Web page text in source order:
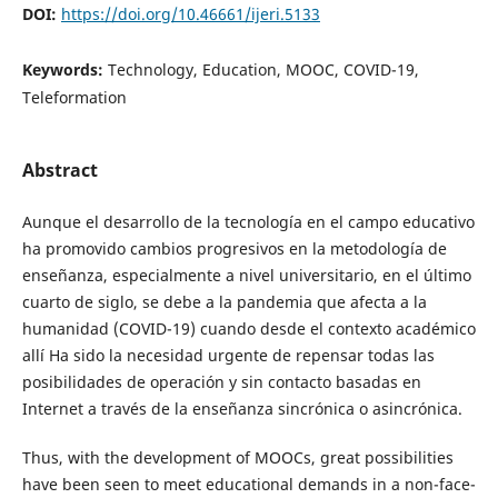
DOI: https://doi.org/10.46661/ijeri.5133
Keywords: Technology, Education, MOOC, COVID-19,
Teleformation
Abstract
Aunque el desarrollo de la tecnología en el campo educativo
ha promovido cambios progresivos en la metodología de
enseñanza, especialmente a nivel universitario, en el último
cuarto de siglo, se debe a la pandemia que afecta a la
humanidad (COVID-19) cuando desde el contexto académico
allí Ha sido la necesidad urgente de repensar todas las
posibilidades de operación y sin contacto basadas en
Internet a través de la enseñanza sincrónica o asincrónica.
Thus, with the development of MOOCs, great possibilities
have been seen to meet educational demands in a non-face-